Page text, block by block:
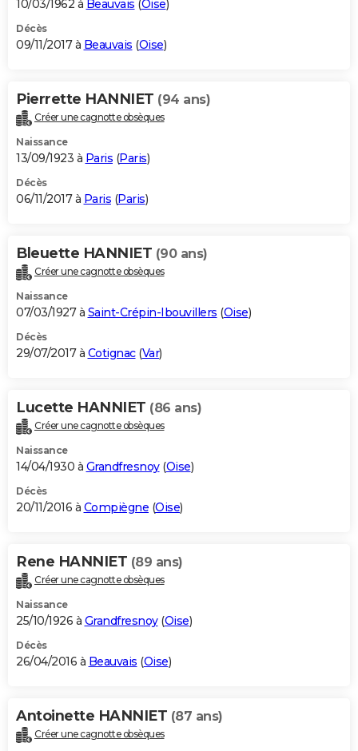
10/03/1962 à Beauvais (Oise)
Décès
09/11/2017 à Beauvais (Oise)
Pierrette HANNIET (94 ans)
Créer une cagnotte obsèques
Naissance
13/09/1923 à Paris (Paris)
Décès
06/11/2017 à Paris (Paris)
Bleuette HANNIET (90 ans)
Créer une cagnotte obsèques
Naissance
07/03/1927 à Saint-Crépin-Ibouvillers (Oise)
Décès
29/07/2017 à Cotignac(Var)
Lucette HANNIET (86 ans)
Créer une cagnotte obsèques
Naissance
14/04/1930 à Grandfresnoy(Oise)
Décès
20/11/2016 à Compiègne (Oise)
Rene HANNIET (89 ans)
Créer une cagnotte obsèques
Naissance
25/10/1926 à Grandfresnoy(Oise)
Décès
26/04/2016 à Beauvais (Oise)
Antoinette HANNIET (87 ans)
Créer une cagnotte obsèques